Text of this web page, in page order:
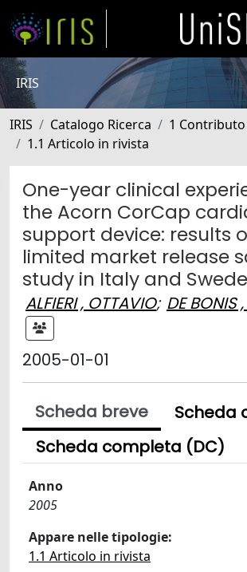
IRIS
IRIS Catalogo Ricerca
1 Contributo
1.1 Articolo in rivista
One-year clinical
the Acorn CorCap
support device: results
limited market release
study in Italy and
ALFIERI , OTTAVIO; DE BONIS
2005-01-01
Scheda breve
Scheda
Scheda completa (DC)
Anno
2005
Appare nelle tipologie:
1.1 Articolo in rivista